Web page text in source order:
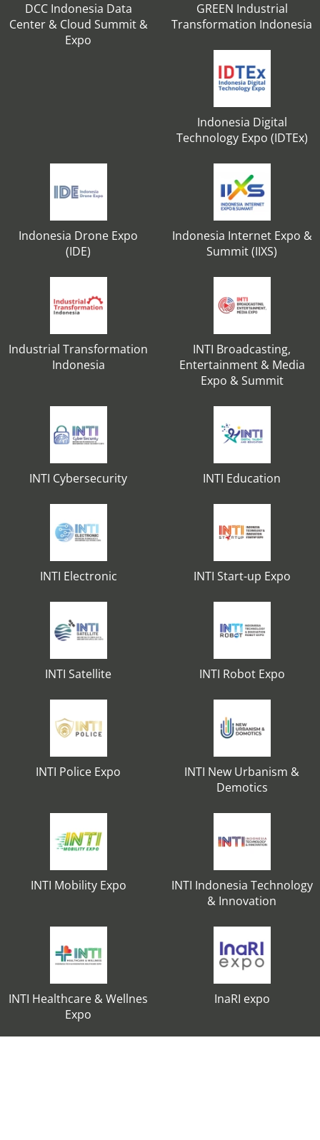
DCC Indonesia Data
Center & Cloud Summit &
Expo
GREEN Industrial
Transformation Indonesia
Indonesia Digital
Technology Expo (IDTEx)
Indonesia Drone Expo
(IDE)
Indonesia Internet Expo &
Summit (IIXS)
Industrial Transformation
Indonesia
INTI Broadcasting,
Entertainment & Media
Expo & Summit
INTI Cybersecurity INTI Education
INTI Electronic INTI Start-up Expo
INTI Satellite INTI Robot Expo
INTI Police Expo
INTI New Urbanism &
Demotics
INTI Mobility Expo
INTI Indonesia Technology
& Innovation
INTI Healthcare & Wellnes
Expo
InaRI expo